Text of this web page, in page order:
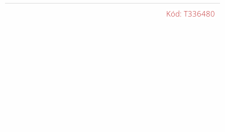
Kód: T336480